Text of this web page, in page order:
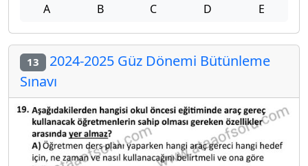
A B C D E
13 2024-2025 Güz Dönemi Bütünleme
Sınavı